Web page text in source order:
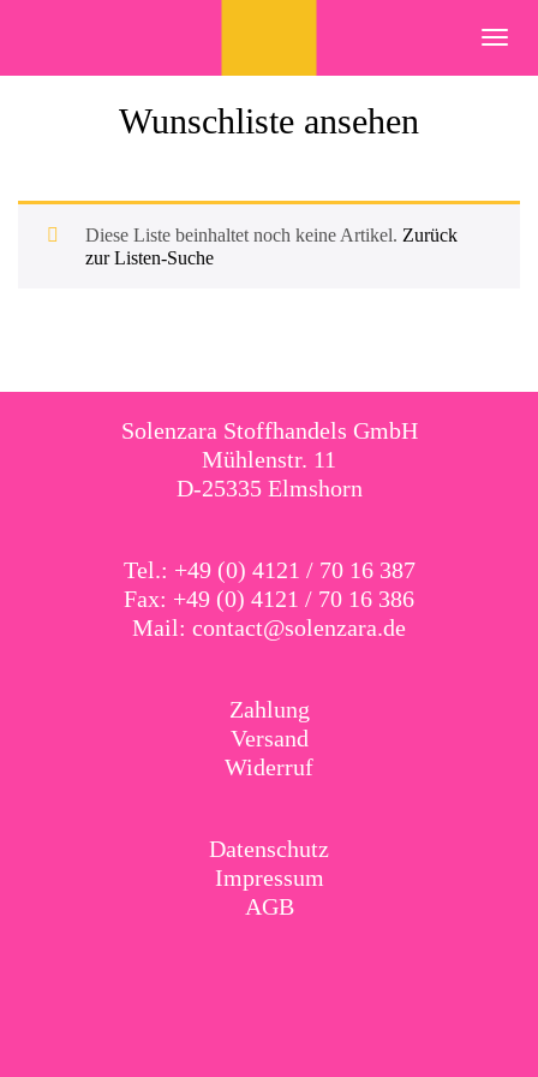
Wunschliste ansehen
Diese Liste beinhaltet noch keine Artikel. Zurück
zur Listen-Suche
Solenzara Stoffhandels GmbH
Mühlenstr. 11
D-25335 Elmshorn
Tel.: +49 (0) 4121 / 70 16 387
Fax: +49 (0) 4121 / 70 16 386
Mail: contact@solenzara.de
Zahlung
Versand
Widerruf
Datenschutz
Impressum
AGB